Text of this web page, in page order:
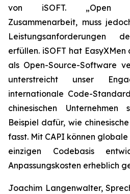
von iSOFT. „Open
Zusammenarbeit, muss
Leistungsanforderungen
erfüllen. iSOFT hat EasyXMen
als Open-Source-Software
unterstreicht unser
internationale Code-
chinesischen
Beispiel dafür, wie
fasst. Mit CAPI können
einzigen Codebasis
Anpassungskosten erheblich
Joachim Langenwalter,